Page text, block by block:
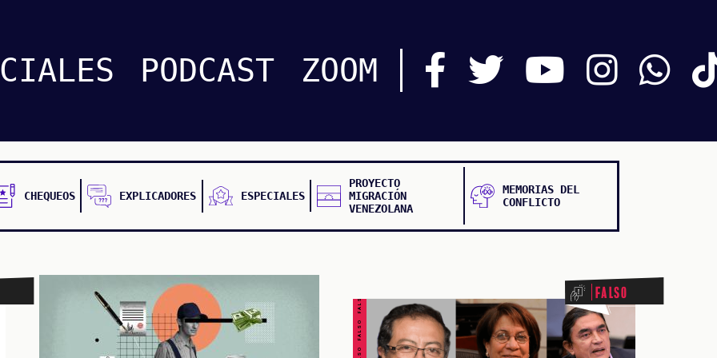
PODCAST ZOOM
CHEQUEOS EXPLICADORES ESPECIALES
PROYECTO
MIGRACIÓN
VENEZOLANA
MEMORIAS DEL
CONFLICTO
Falso